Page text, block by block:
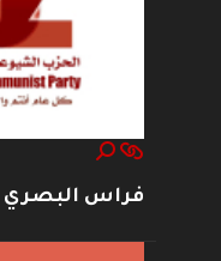
فراس البصري